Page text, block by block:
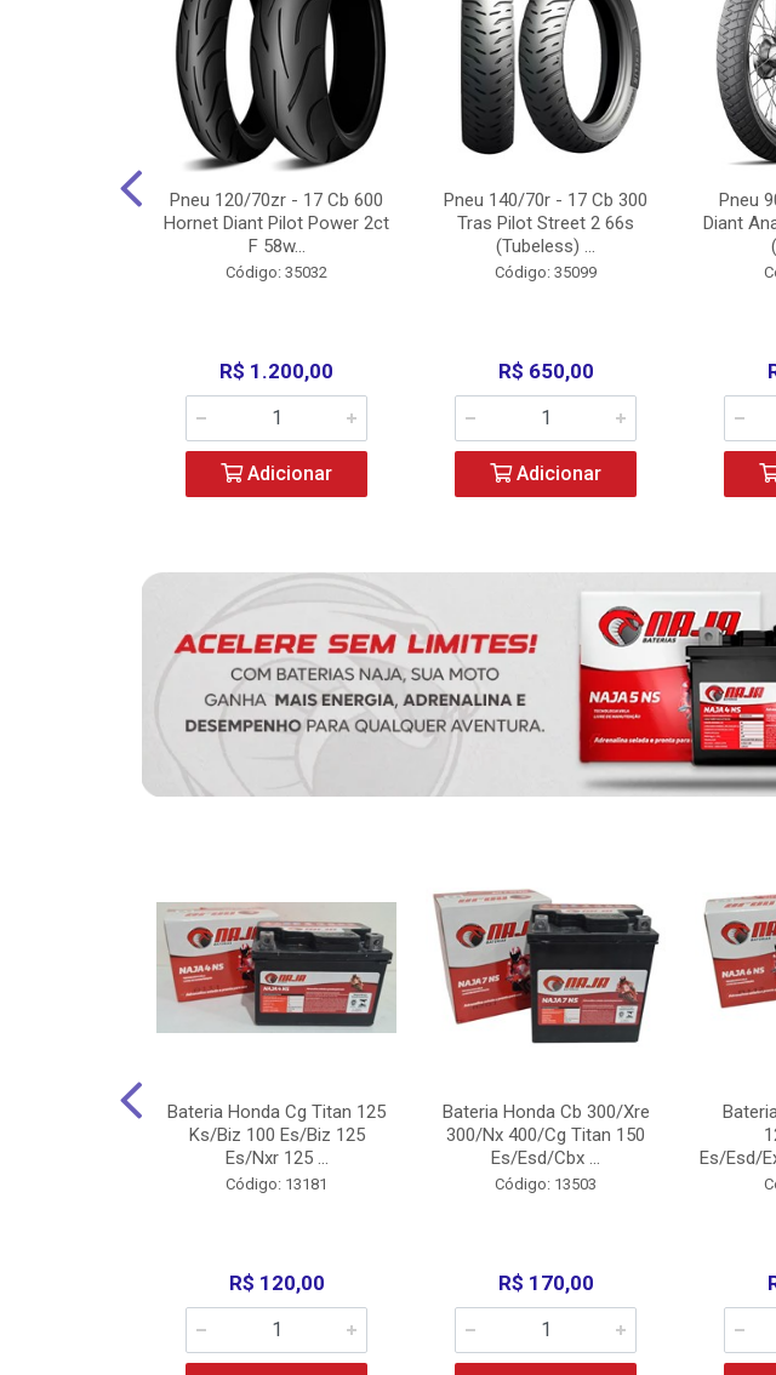
Pneu 120/70zr - 17 Cb 600
Hornet Diant Pilot Power 2ct
F 58w...
Código: 35032
R$ 1.200,00
Adicionar
Pneu 140/70r - 17 Cb 300
Tras Pilot Street 2 66s
(Tubeless) ...
Código: 35099
R$ 650,00
Adicionar
Pneu
Diant
Bateria Honda Cg Titan 125
Ks/Biz 100 Es/Biz 125
Es/Nxr 125 ...
Código: 13181
R$ 120,00
Bateria Honda Cb 300/Xre
300/Nx 400/Cg Titan 150
Es/Esd/Cbx ...
Código: 13503
R$ 170,00
Es/Esd/